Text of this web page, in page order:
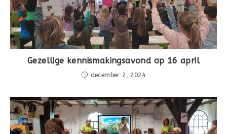
Gezellige kennismakingsavond op 16 april
december 2, 2024